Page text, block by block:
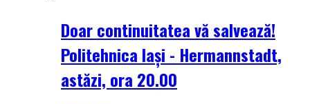
Doar continuitatea vă salvează!
Politehnica Iași - Hermannstadt,
astăzi, ora 20.00